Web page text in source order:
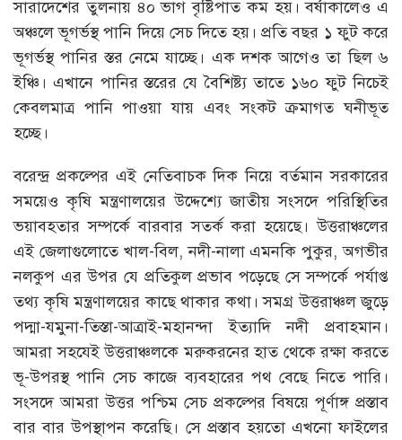
সারাদেশের তুলনায় ৪০ ভাগ বৃষ্টিপাত কম হয়। বর্ষাকালেও এ
অঞ্চলে ভূগর্ভস্থ পানি দিয়ে সেচ দিতে হয়। প্রতি বছর ১ ফুট করে
ভূগর্ভস্থ পানির স্তর নেমে যাচ্ছে। এক দশক আগেও তা ছিল ৬
ইঞ্চি। এখানে পানির স্তরের যে বৈশিষ্ট্য তাতে ১৬০ ফুট নিচেই
কেবলমাত্র পানি পাওয়া যায় এবং সংকট ক্রমাগত ঘনীভূত
হচ্ছে।
বরেন্দ্র প্রকল্পের এই নেতিবাচক দিক নিয়ে বর্তমান সরকারের
সময়েও কৃষি মন্ত্রণালয়ের উদ্দেশ্যে জাতীয় সংসদে পরিস্থিতির
ভয়াবহতার সম্পর্কে বারবার সতর্ক করা হয়েছে। উত্তরাঞ্চলের
এই জেলাগুলোতে খাল-বিল, নদী-নালা এমনকি পুকুর, অগভীর
নলকুপ এর উপর যে প্রতিকুল প্রভাব পড়েছে সে সম্পর্কে পর্যাপ্ত
তথ্য কৃষি মন্ত্রণালয়ের কাছে থাকার কথা। সমগ্র উত্তরাঞ্চল জুড়ে
পদ্মা-যমুনা-তিস্তা-আত্রাই-মহানন্দা ইত্যাদি নদী প্রবাহমান।
আমরা সহযেই উত্তরাঞ্চলকে মরুকরনের হাত থেকে রক্ষা করতে
ভূ-উপরস্থ পানি সেচ কাজে ব্যবহারের পথ বেছে নিতে পারি।
সংসদে আমরা উত্তর পশ্চিম সেচ প্রকল্পের বিষয়ে পূর্ণাঙ্গ প্রস্তাব
বার বার উপস্থাপন করেছি। সে প্রস্তাব হয়তো এখনো ফাইলের